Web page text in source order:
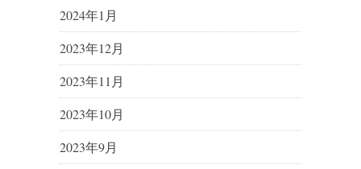
2024年1月
2023年12月
2023年11月
2023年10月
2023年9月